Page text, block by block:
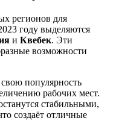
регионов для
году выделяются
и Квебек. Эти
возможности
популярность
рабочих мест.
стабильными,
создаёт отличные